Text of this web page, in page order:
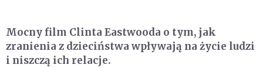
Mocny film Clinta Eastwooda o tym, jak
zranienia z dzieciństwa wpływają na życie ludzi
i niszczą ich relacje.